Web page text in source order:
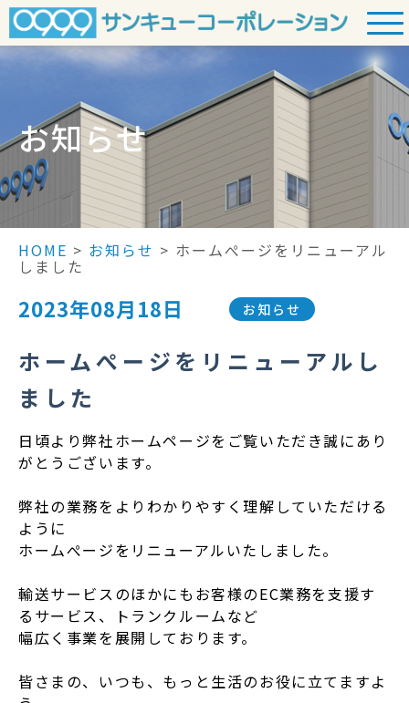
Skip
to
content
お知らせ
HOME > お知らせ > ホームぺージをリニューアル
しました
2023年08月18日 お知らせ
ホームぺージをリニューアルし
ました
日頃より弊社ホームページをご覧いただき誠にあり
がとうございます。
弊社の業務をよりわかりやすく理解していただける
ように
ホームぺージをリニューアルいたしました。
輸送サービスのほかにもお客様のEC業務を支援す
るサービス、トランクルームなど
幅広く事業を展開しております。
皆さまの、いつも、もっと生活のお役に立てますよ